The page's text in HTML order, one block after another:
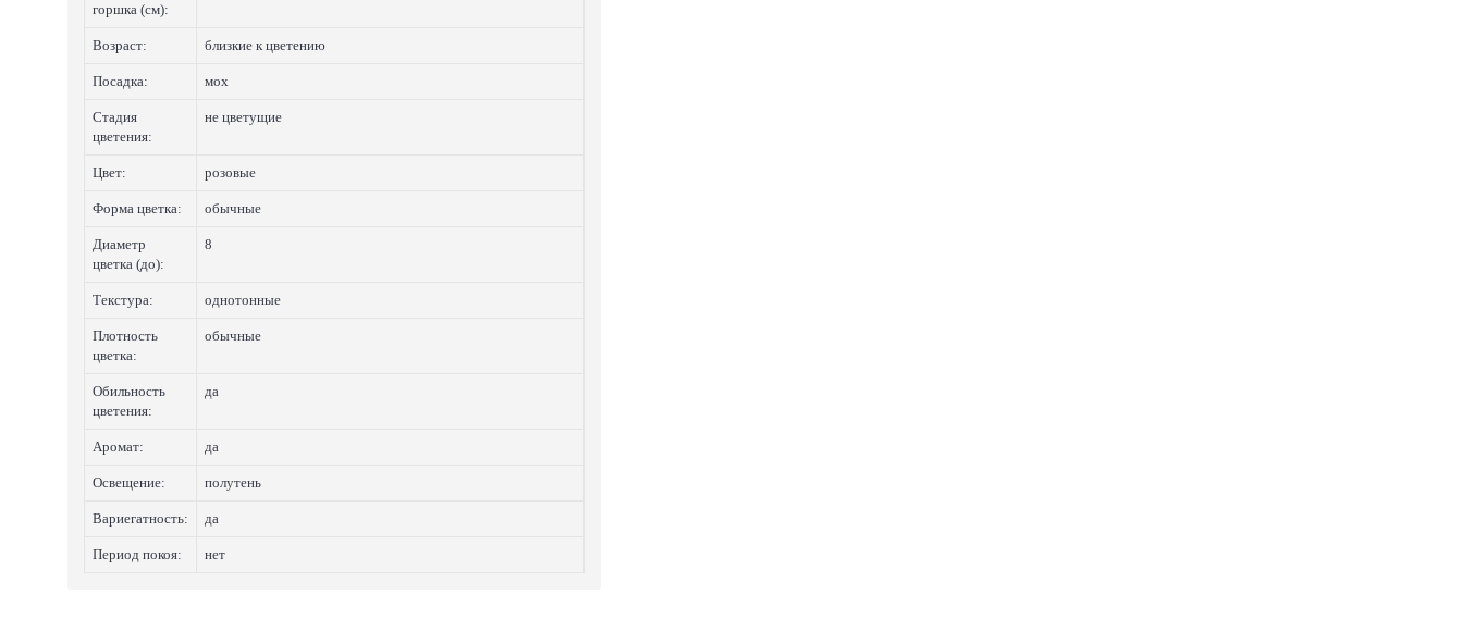
горшка (см):
Возраст: близкие к цветению
Посадка: мох
Стадия
цветения:
не цветущие
Цвет: розовые
Форма цветка: обычные
Диаметр
цветка (до):
8
Текстура: однотонные
Плотность
цветка:
обычные
Обильность
цветения:
да
Аромат: да
Освещение: полутень
Вариегатность: да
Период покоя: нет